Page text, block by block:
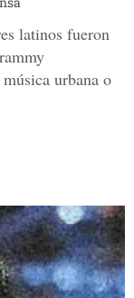
latinos fueron
urbana o